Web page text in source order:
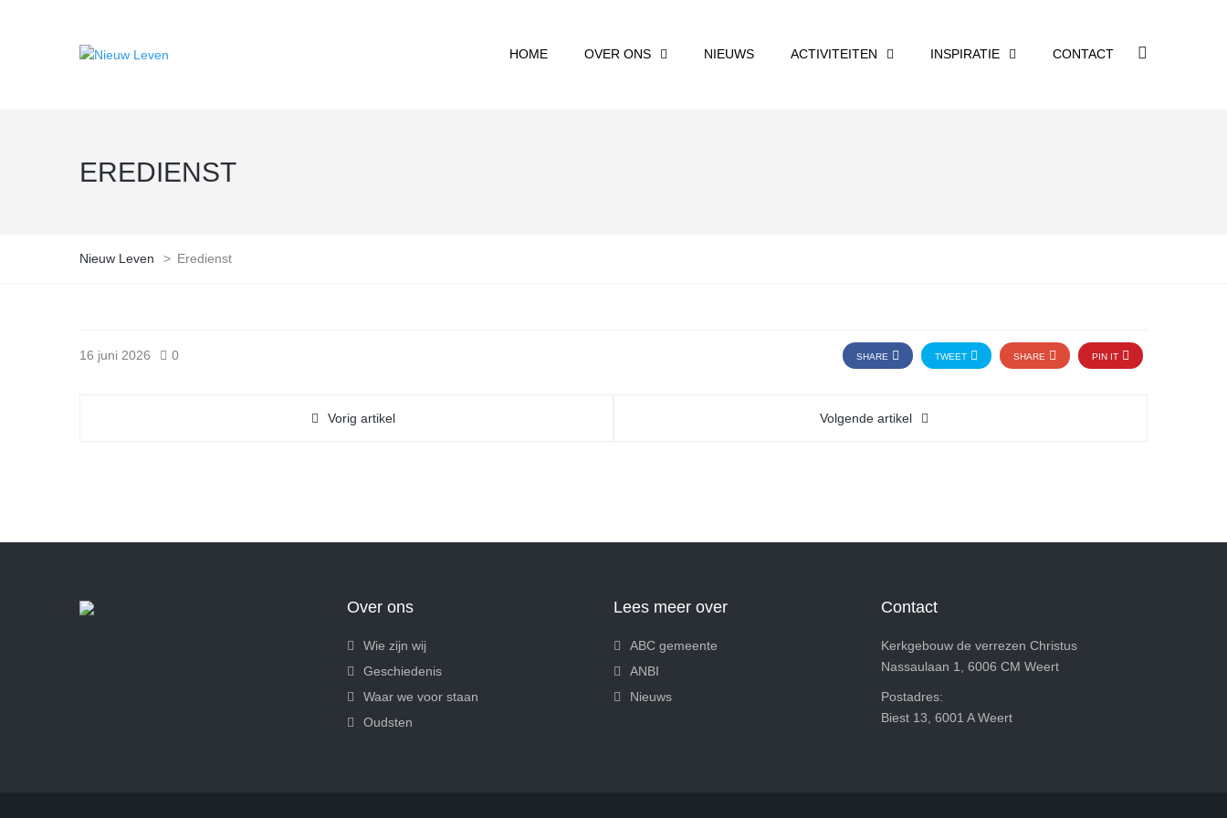
HOME OVER ONS NIEUWS ACTIVITEITEN INSPIRATIE CONTACT
EREDIENST
Nieuw Leven > Eredienst
16 juni 2026 0 SHARE TWEET SHARE PIN IT
Vorig artikel Volgende artikel
Over ons
Wie zijn wij
Geschiedenis
Waar we voor staan
Oudsten
Lees meer over
ABC gemeente
ANBI
Nieuws
Contact
Kerkgebouw de verrezen Christus
Nassaulaan 1, 6006 CM Weert
Postadres:
Biest 13, 6001 A Weert